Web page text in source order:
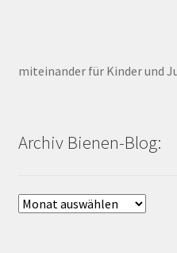
miteinander für Kinder und
Archiv Bienen-Blog:
Archiv